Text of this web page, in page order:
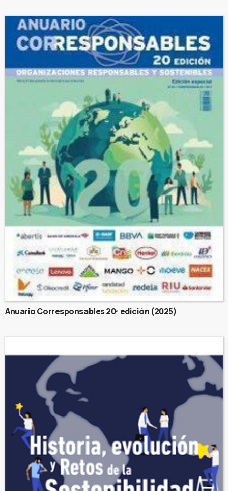
Anuario Corresponsables 20ª edición (2025)